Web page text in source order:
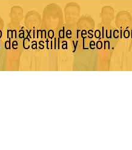
de
Castilla y León.